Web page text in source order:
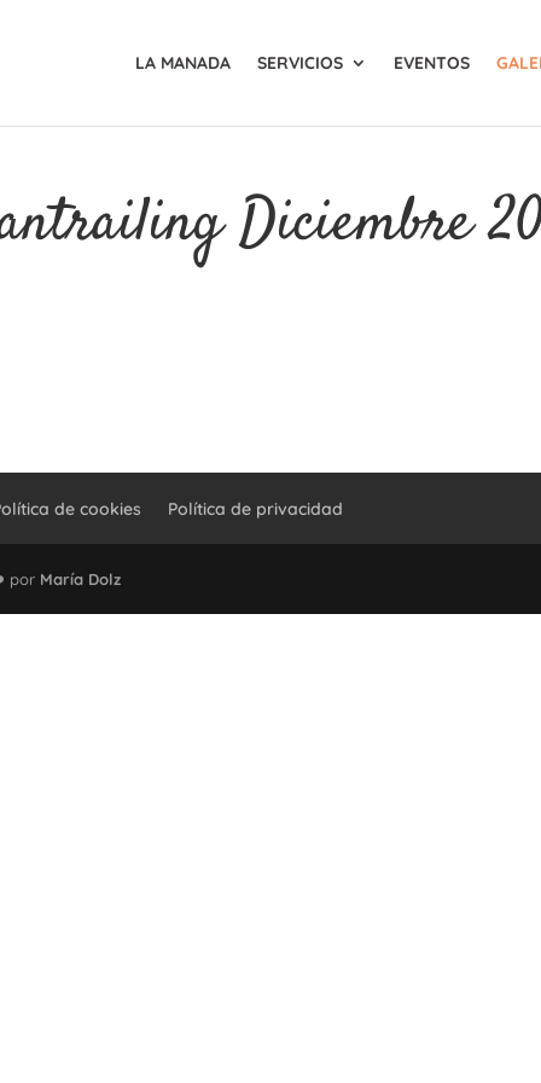
LA MANADA SERVICIOS EVENTOS
Diciembre
de cookies Política de privacidad
por María Dolz